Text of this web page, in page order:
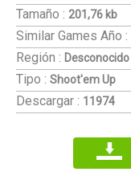
Tamaño : 201,76 kb
Similar Games Año :
Región : Desconocido
Tipo : Shoot'em Up
Descargar : 11974